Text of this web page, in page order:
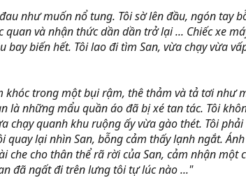
như muốn nổ tung. Tôi sờ lên đầu, ngón tay
và nhận thức dần dần trở lại ... Chiếc xe
biến hết. Tôi lao đi tìm San, vừa chạy vừa
khóc trong một bụi rậm, thê thảm và tả tơi như
là những mẩu quần áo đã bị xé tan tác. Tôi
chạy quanh khu ruộng ấy vừa gào thét. Tôi
lại nhìn San, bỗng cảm thấy lạnh ngắt.
che cho thân thể rã rời của San, cảm nhận
đã ngất đi trên lưng tôi tự lúc nào ..."